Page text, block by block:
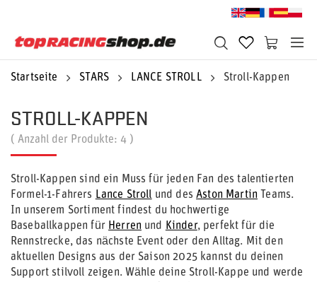
Startseite STARS LANCE STROLL Stroll-Kappen
STROLL-KAPPEN
( Anzahl der Produkte: 4 )
Stroll-Kappen sind ein Muss für jeden Fan des talentierten
Formel-1-Fahrers Lance Stroll und desAston Martin Teams.
In unserem Sortiment findest du hochwertige
Baseballkappen für Herren und Kinder, perfekt für die
Rennstrecke, das nächste Event oder den Alltag. Mit den
aktuellen Designs aus der Saison 2025 kannst du deinen
Support stilvoll zeigen. Wähle deine Stroll-Kappe und werde